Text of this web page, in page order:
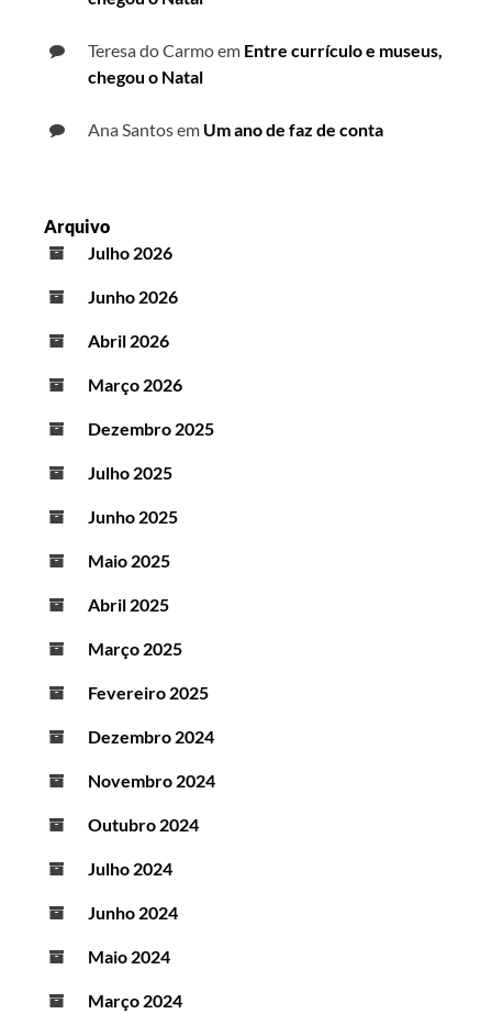
Teresa do Carmoem Entre currículo e museus,
chegou o Natal
Ana Santosem Um ano de faz de conta
Arquivo
Julho 2026
Junho 2026
Abril 2026
Março 2026
Dezembro 2025
Julho 2025
Junho 2025
Maio 2025
Abril 2025
Março 2025
Fevereiro 2025
Dezembro 2024
Novembro 2024
Outubro 2024
Julho 2024
Junho 2024
Maio 2024
Março 2024